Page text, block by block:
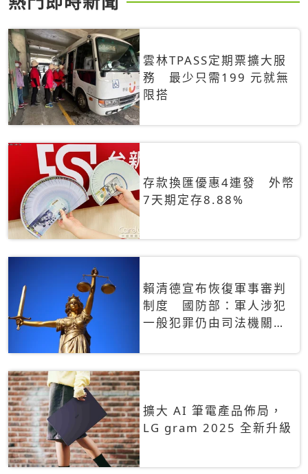
雲林TPASS定期票擴大服
務 最少只需199 元就無
限搭
存款換匯優惠4連發 外幣
7天期定存8.88%
賴清德宣布恢復軍事審判
制度 國防部：軍人涉犯
一般犯罪仍由司法機關辦
擴大 AI 筆電產品佈局，
LG gram 2025 全新升級